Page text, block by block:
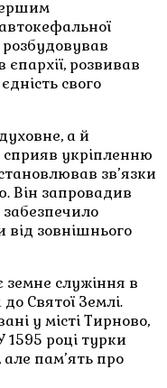
розвивав
свого
а й
укріпленню
зв’язки
Він запровадив
від зовнішнього
земне служіння в
Святої Землі.
у місті Тирново,
1595 році турки
але пам’ять про